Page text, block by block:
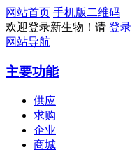
网站首页 手机版 二维码
欢迎登录新生物！请 登录
网站导航
主要功能
供应
求购
企业
商城